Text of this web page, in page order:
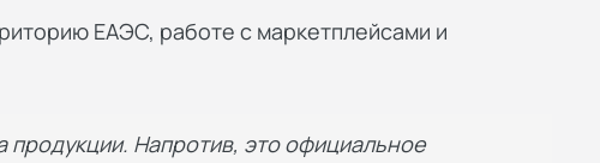
ЕАЭС, работе с маркетплейсами и
продукции. Напротив, это официальное